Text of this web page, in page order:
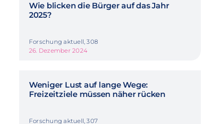
Wie blicken die Bürger auf das Jahr
2025?
Forschung aktuell, 308
26. Dezember 2024
Weniger Lust auf lange Wege:
Freizeitziele müssen näher rücken
Forschung aktuell, 307